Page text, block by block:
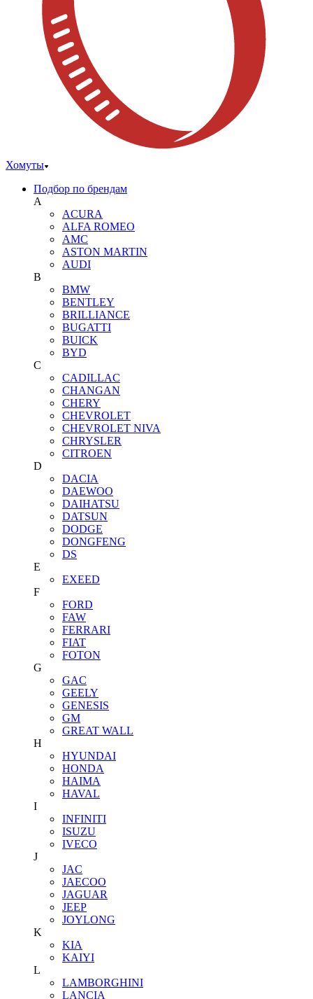
Хомуты
Подбор по брендам
A
ACURA
ALFA ROMEO
AMC
ASTON MARTIN
AUDI
B
BMW
BENTLEY
BRILLIANCE
BUGATTI
BUICK
BYD
C
CADILLAC
CHANGAN
CHERY
CHEVROLET
CHEVROLET NIVA
CHRYSLER
CITROEN
D
DACIA
DAEWOO
DAIHATSU
DATSUN
DODGE
DONGFENG
DS
E
EXEED
F
FORD
FAW
FERRARI
FIAT
FOTON
G
GAC
GEELY
GENESIS
GM
GREAT WALL
H
HYUNDAI
HONDA
HAIMA
HAVAL
I
INFINITI
ISUZU
IVECO
J
JAC
JAECOO
JAGUAR
JEEP
JOYLONG
K
KIA
KAIYI
L
LAMBORGHINI
LANCIA